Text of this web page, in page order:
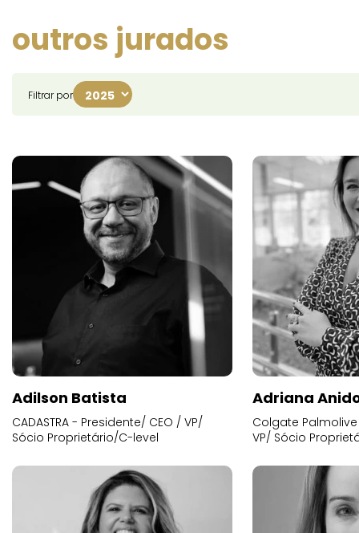
outros jurados
Filtrar por
Adilson Batista
CADASTRA - Presidente/ CEO / VP/
Sócio Proprietário/C-level
Adriana
Colgate
VP/ Sócio